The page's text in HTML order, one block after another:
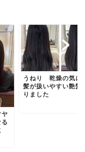
ヤ
うねり 乾燥の気に
髪が扱いやすい艶髪
りました